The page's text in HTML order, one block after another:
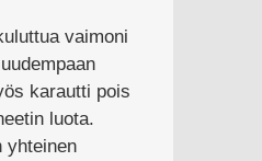
vaimoni
karautti pois
luota.
yhteinen